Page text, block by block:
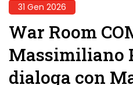
31 Gen 2026
War Room
Massimiliano
dialoga con